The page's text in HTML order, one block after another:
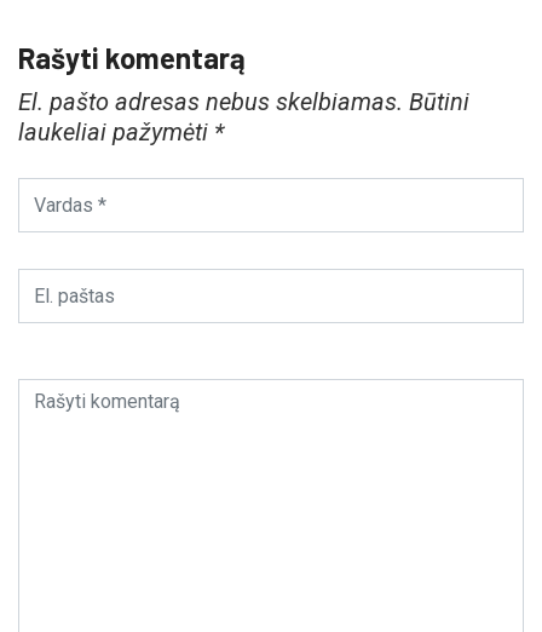
Rašyti komentarą
El. pašto adresas nebus skelbiamas. Būtini
laukeliai pažymėti *